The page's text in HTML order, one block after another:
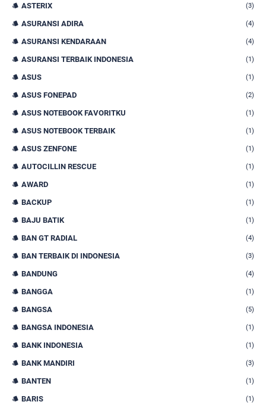
ASTERIX (3)
ASURANSI ADIRA (4)
ASURANSI KENDARAAN (4)
ASURANSI TERBAIK INDONESIA (1)
ASUS (1)
ASUS FONEPAD (2)
ASUS NOTEBOOK FAVORITKU (1)
ASUS NOTEBOOK TERBAIK (1)
ASUS ZENFONE (1)
AUTOCILLIN RESCUE (1)
AWARD (1)
BACKUP (1)
BAJU BATIK (1)
BAN GT RADIAL (4)
BAN TERBAIK DI INDONESIA (3)
BANDUNG (4)
BANGGA (1)
BANGSA (5)
BANGSA INDONESIA (1)
BANK INDONESIA (1)
BANK MANDIRI (3)
BANTEN (1)
BARIS (1)